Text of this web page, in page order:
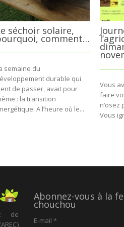
séchoir solaire,
comment…
semaine du
durable qui
de passer, avait pour
: la transition
A l’heure où le...
Vous
faire
n’osez
Vous
de
Abonnez-vous à la
chouchou
E-mail *